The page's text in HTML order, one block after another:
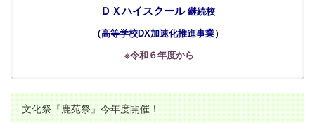
ＤＸハイスクール 継続校
（高等学校DX加速化推進事業）
※令和６年度から
文化祭『鹿苑祭』今年度開催！